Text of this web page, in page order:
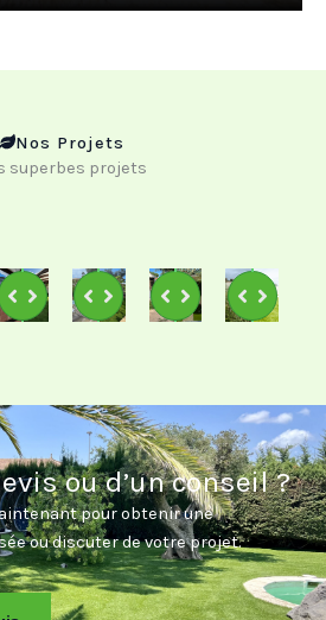
Nos Projets
superbes projets
ou d’un conseil ?
pour obtenir une
ou discuter de votre projet.